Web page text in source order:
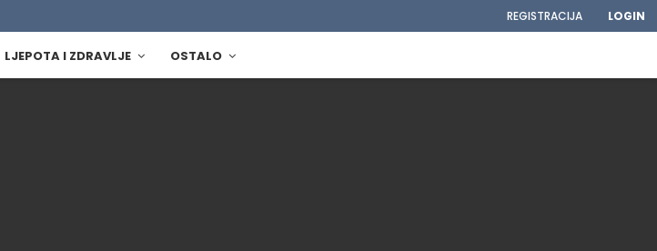
REGISTRACIJA LOGIN
LJEPOTA I ZDRAVLJE OSTALO